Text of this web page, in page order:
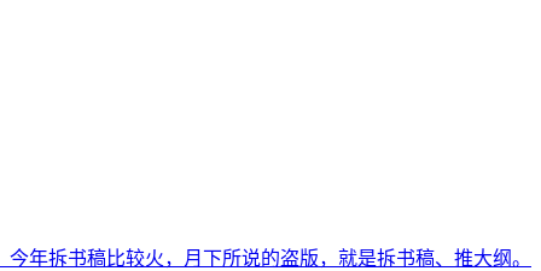
年拆书稿比较火，月下所说的盗版，就是拆书稿、推大纲。